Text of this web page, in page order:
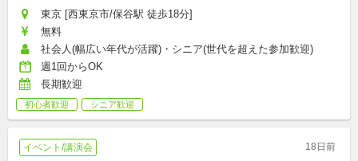
東京 [西東京市/保谷駅 徒歩18分]
無料
社会人(幅広い年代が活躍)・シニア(世代を超えた参加歓迎)
週1回からOK
長期歓迎
初心者歓迎 シニア歓迎
イベント/講演会 18日前